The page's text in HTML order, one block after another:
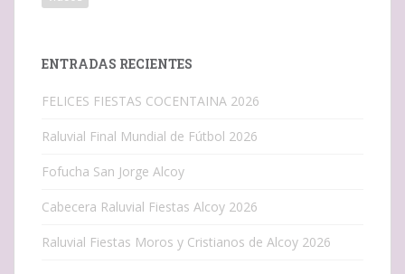
ENTRADAS RECIENTES
FELICES FIESTAS COCENTAINA 2026
Raluvial Final Mundial de Fútbol 2026
Fofucha San Jorge Alcoy
Cabecera Raluvial Fiestas Alcoy 2026
Raluvial Fiestas Moros y Cristianos de Alcoy 2026